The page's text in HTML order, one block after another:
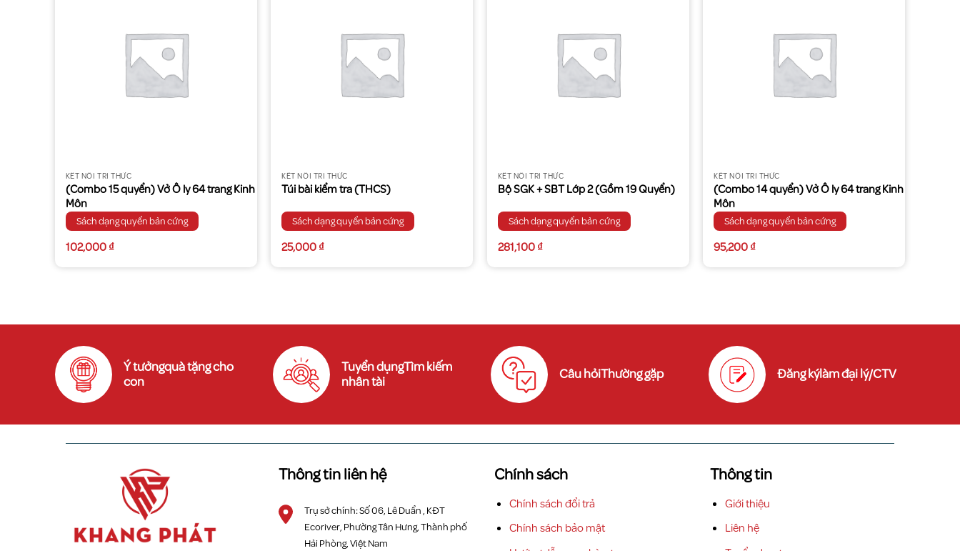
KẾT NỐI TRI THỨC
(Combo 15 quyển) Vở Ô ly 64 trang Kinh
Môn
Sách dạng quyển bản cứng
102,000₫
KẾT NỐI TRI THỨC
Túi bài kiểm tra (THCS)
Sách dạng quyển bản cứng
25,000₫
KẾT NỐI TRI THỨC
Bộ SGK + SBT Lớp 2 (Gồm 19 Quyển)
Sách dạng quyển bản cứng
281,100₫
KẾT NỐI TRI THỨC
(Combo 14 quyển) Vở Ô ly 64 trang Kinh
Môn
Sách dạng quyển bản cứng
95,200₫
Ý tưởngquà tặng cho
con
Tuyển dụngTìm kiếm
nhân tài
Câu hỏiThường gặp Đăng kýlàm đại lý/CTV
Thông tin liên hệ
Trụ sở chính: Số 06, Lê Duẩn , KĐT
Ecoriver, Phường Tân Hưng, Thành phố
Hải Phòng, Việt Nam
Chính sách
Chính sách đổi trả
Chính sách bảo mật
Thông tin
Giới thiệu
Liên hệ